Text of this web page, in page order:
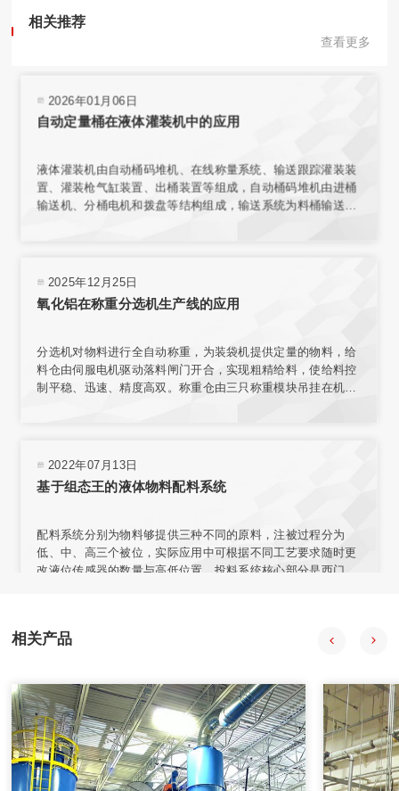
相关推荐
查看更多
2026年01月06日
自动定量桶在液体灌装机中的应用
液体灌装机由自动桶码堆机、在线称量系统、输送跟踪灌装装
置、灌装枪气缸装置、出桶装置等组成，自动桶码堆机由进桶
输送机、分桶电机和拨盘等结构组成，输送系统为料桶输送增
2025年12月25日
氧化铝在称重分选机生产线的应用
分选机对物料进行全自动称重，为装袋机提供定量的物料，给
料仓由伺服电机驱动落料闸门开合，实现粗精给料，使给料控
制平稳、迅速、精度高双。称重仓由三只称重模块吊挂在机架
量，称量模块固定在网板上，且允许重新安装传感器排列位置
或选择网板不同区域安装。
2022年07月13日
基于组态王的液体物料配料系统
配料系统分别为物料够提供三种不同的原料，注被过程分为
低、中、高三个被位，实际应用中可根据不同工艺要求随时更
改液位传感器的数量与高低位置。投料系统核心部分是西门子
会获得数据并通过组态王特其同步显示。
2020年08月18日
自动配料系统采用中药工艺控制技术、计算机技术、信息技
术、现代检测技术、APC技术和专家系统，提供自动化整体解
决方案。
相关产品